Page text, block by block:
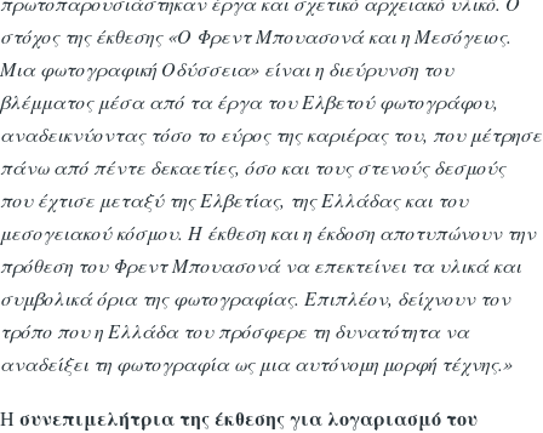
στόχος της έκθεσης «Ο Φρεντ Μπουασονά και η Μεσόγειος.
Μια φωτογραφική Οδύσσεια» είναι η διεύρυνση του
βλέμματος μέσα από τα έργα του Ελβετού φωτογράφου,
αναδεικνύοντας τόσο το εύρος της καριέρας του, που μέτρησε
πάνω από πέντε δεκαετίες, όσο και τους στενούς δεσμούς
που έχτισε μεταξύ της Ελβετίας, της Ελλάδας και του
μεσογειακού κόσμου. Η έκθεση και η έκδοση αποτυπώνουν την
πρόθεση του Φρεντ Μπουασονά να επεκτείνει τα υλικά και
συμβολικά όρια της φωτογραφίας. Επιπλέον, δείχνουν τον
τρόπο που η Ελλάδα του πρόσφερε τη δυνατότητα να
αναδείξει τη φωτογραφία ως μια αυτόνομη μορφή τέχνης.»
Η συνεπιμελήτρια της έκθεσης για λογαριασμό του